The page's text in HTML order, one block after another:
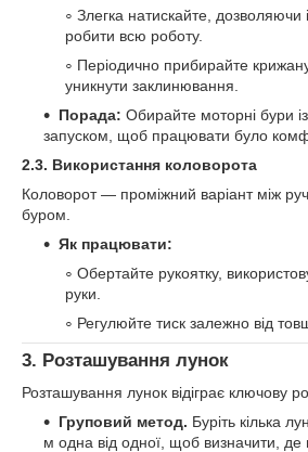
Злегка натискайте, дозволяючи
робити всю роботу.
Періодично прибирайте
уникнути заклинювання.
Порада: Обирайте моторні бури
запуском, щоб працювати було
2.3. Використання коловорота
Коловорот — проміжний варіант між
буром.
Як працювати:
Обертайте рукоятку,
руки.
Регулюйте тиск залежно від
3. Розташування лунок
Розташування лунок відіграє ключову
Груповий метод. Буріть кілька
м одна від одної, щоб визначити,